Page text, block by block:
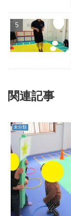
関連記事
未分類